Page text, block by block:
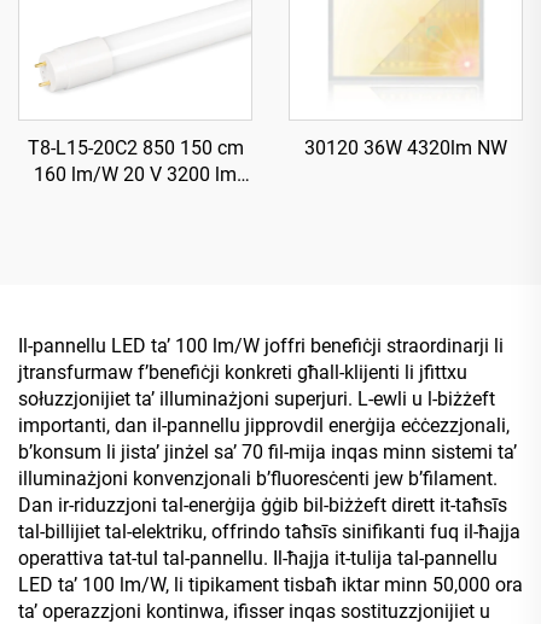
T8-L15-20C2 850 150 cm
160 lm/W 20 V 3200 lm
30120 36W 4320lm NW
Il-pannellu LED ta’ 100 lm/W joffri benefiċji straordinarji li
jtransfurmaw f’benefiċji konkreti għall-klijenti li jfittxu
sołuzzjonijiet ta’ illuminażjoni superjuri. L-ewli u l-biżżeft
importanti, dan il-pannellu jipprovdil enerġija eċċezzjonali,
b’konsum li jista’ jinżel sa’ 70 fil-mija inqas minn sistemi ta’
illuminażjoni konvenzjonali b’fluoresċenti jew b’filament.
Dan ir-riduzzjoni tal-enerġija ġġib bil-biżżeft dirett it-taħsīs
tal-billijiet tal-elektriku, offrindo taħsīs sinifikanti fuq il-ħajja
operattiva tat-tul tal-pannellu. Il-ħajja it-tulija tal-pannellu
LED ta’ 100 lm/W, li tipikament tisbaħ iktar minn 50,000 ora
ta’ operazzjoni kontinwa, ifisser inqas sostituzzjonijiet u